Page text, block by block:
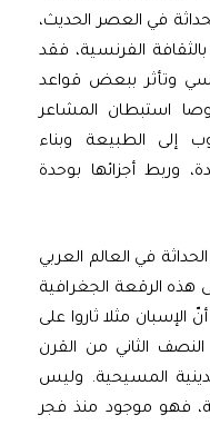
في العصر الحديث،
الفرنسية، فقد
وتأثر ببعض قواعد
استبطان المشاعر
إلى الطبيعة وبناء
وربط أجزائها بوحدة
في العالم العربي
هذه الرقعة الجغرافية
الإسبان مثلا ثاروا على
الثاني من القرن
المسيحية. وليس
فهو موجود منذ فجر